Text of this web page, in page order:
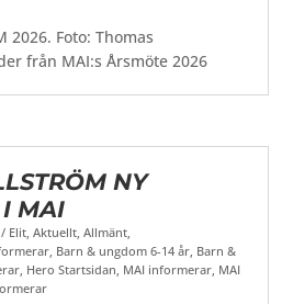
2026. Foto: Thomas
från MAI:s Årsmöte 2026
NY
I MAI
Elit,Aktuellt,Allmänt,
, Barn & ungdom 6-14 år, Barn &
, Hero Startsidan, MAI informerar, MAI